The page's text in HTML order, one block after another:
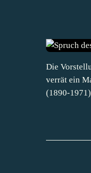
Die
verrät ein
(1890-